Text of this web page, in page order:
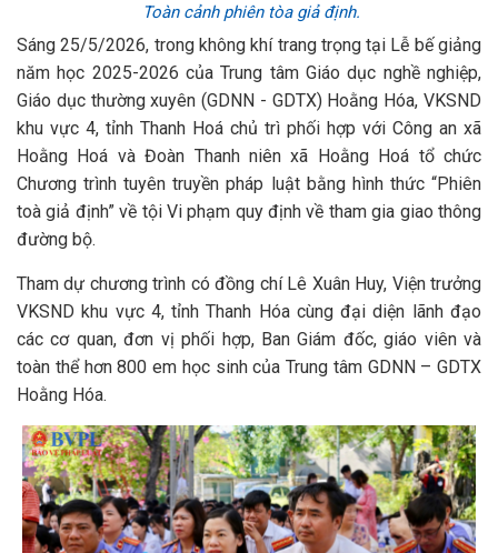
Toàn cảnh phiên tòa giả định.
Sáng 25/5/2026, trong không khí trang trọng tại Lễ bế giảng
năm học 2025-2026 của Trung tâm Giáo dục nghề nghiệp,
Giáo dục thường xuyên (GDNN - GDTX) Hoằng Hóa, VKSND
khu vực 4, tỉnh Thanh Hoá chủ trì phối hợp với Công an xã
Hoằng Hoá và Đoàn Thanh niên xã Hoằng Hoá tổ chức
Chương trình tuyên truyền pháp luật bằng hình thức “Phiên
toà giả định” về tội Vi phạm quy định về tham gia giao thông
đường bộ.
Tham dự chương trình có đồng chí Lê Xuân Huy, Viện trưởng
VKSND khu vực 4, tỉnh Thanh Hóa cùng đại diện lãnh đạo
các cơ quan, đơn vị phối hợp, Ban Giám đốc, giáo viên và
toàn thể hơn 800 em học sinh của Trung tâm GDNN – GDTX
Hoằng Hóa.